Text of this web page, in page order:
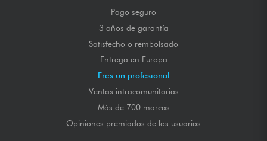
Pago seguro
3 años de garantía
Satisfecho o rembolsado
Entrega en Europa
Eres un profesional
Ventas intracomunitarias
Más de 700 marcas
Opiniones premiados de los usuarios